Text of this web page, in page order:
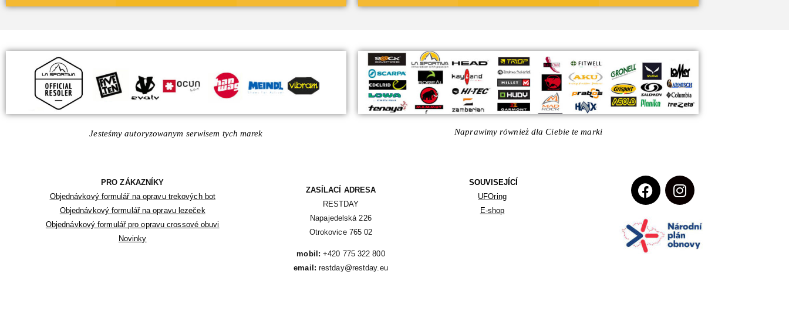
Jesteśmy autoryzowanym serwisem tych marek Naprawimy również dla Ciebie te marki
PRO ZÁKAZNÍKY
Objednávkový formulář na opravu trekových bot
Objednávkový formulář na opravu lezeček
Objednávkový formulář pro opravu crossové obuvi
Novinky
ZASÍLACÍ ADRESA
RESTDAY
Napajedelská 226
Otrokovice 765 02
mobil:
+420 775 322 800
email: restday@restday.eu
SOUVISEJÍCÍ
UFOring
E-shop